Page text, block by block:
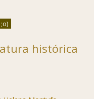
histórica